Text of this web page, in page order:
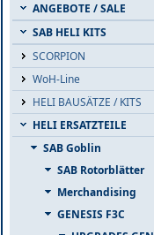
ANGEBOTE / SALE
SAB HELI KITS
SCORPION
WoH-Line
HELI BAUSÄTZE / KITS
HELI ERSATZTEILE
SAB Goblin
SAB Rotorblätter
Merchandising
GENESIS F3C